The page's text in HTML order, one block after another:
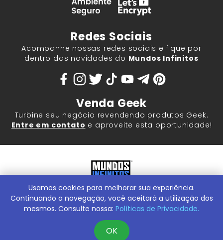
Redes Sociais
Acompanhe nossas redes sociais e fique por
dentro das novidades do Mundos Infinitos
Venda Geek
Turbine seu negócio revendendo produtos Geek.
Entre em contato e aproveite esta oportunidade!
Mundos Infinitos - Publicações e Geek Store |ContentStuff
Publicações e Assinaturas Ltda. CNPJ - 05.859.917/0001-60.
Conheça nossa Loja Física:Rua Machado Bitencourt, 291 -
Usamos cookies para melhorar sua experiência.
Continuando a navegação, você aceitará a utilização dos
mesmos. Consulte nossa: Políticas de Privacidade.
OK